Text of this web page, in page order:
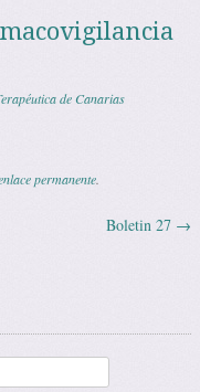
de Canarias
permanente.
Boletin 27 →